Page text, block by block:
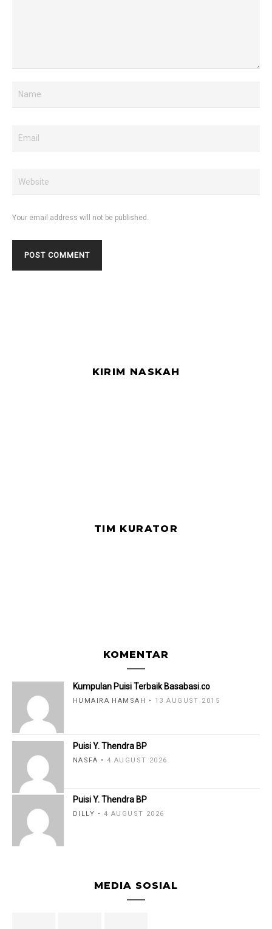
Your email address will not be published.
KIRIM NASKAH
TIM KURATOR
KOMENTAR
Kumpulan Puisi Terbaik Basabasi.co
HUMAIRA HAMSAH 13 AUGUST 2015
Puisi Y. Thendra BP
NASFA 4 AUGUST 2026
Puisi Y. Thendra BP
DILLY 4 AUGUST 2026
MEDIA SOSIAL